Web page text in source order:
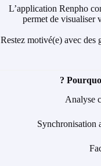
L’application Renpho
permet de visualiser
Restez motivé(e) avec des
Analyse
Synchronisation